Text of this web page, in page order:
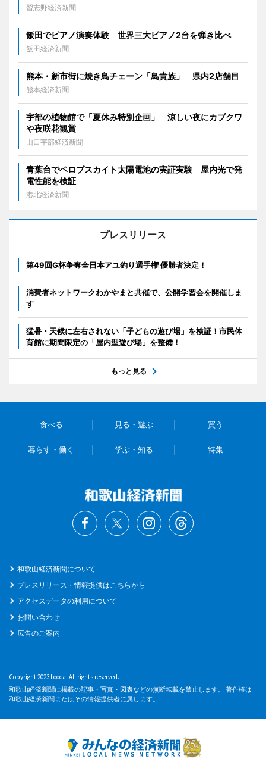
習志野経済新聞
飯田でピアノ演奏体験 世界三大ピアノ2台を弾き比べ
飯田経済新聞
熊本・新市街に焼き鳥チェーン「鳥貴族」 県内2店舗目
熊本経済新聞
宇部の植物館で「夏休み特別企画」 涼しい夜にカブクワ
や夜咲花観賞
山口宇部経済新聞
青葉台でペロブスカイト太陽電池の実証実験 屋内光で発
電性能を検証
港北経済新聞
プレスリリース
第49回G杯争奪全日本アユ釣り選手権 優勝者決定！
消費者ネットワークわかやまと共催で、公開学習会を開催しま
す
猛暑・天候に左右されない「子どもの遊び場」を検証！市民体
育館に期間限定の「屋内型遊び場」を整備！
もっと見る
食べる 見る・遊ぶ 買う
暮らす・働く 学ぶ・知る 特集
和歌山経済新聞について
プレスリリース・情報提供はこちらから
アクセスデータの利用について
お問い合わせ
広告のご案内
Copyright 2023 Loocal All rights reserved.
和歌山経済新聞に掲載の記事・写真・図表などの無断転載を禁止します。 著作権は
和歌山経済新聞またはその情報提供者に属します。